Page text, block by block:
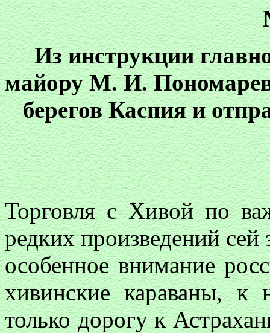
Из инструкции
майору М. И.
берегов Каспия и
Торговля с Хивой по
редких произведений сей
особенное внимание
хивинские караваны,
только дорогу к